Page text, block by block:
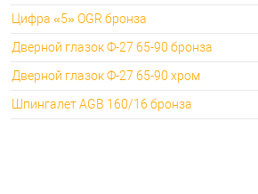
Цифра «5» OGR бронза
Дверной глазок Ф-27 65-90 бронза
Дверной глазок Ф-27 65-90 хром
Шпингалет AGB 160/16 бронза